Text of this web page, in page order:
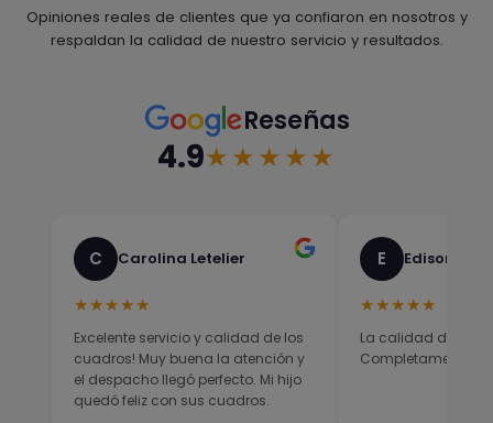
Opiniones reales de clientes que ya confiaron en nosotros y
respaldan la calidad de nuestro servicio y resultados.
Reseñas
4.9★★★★★
C Carolina Letelier
★★★★★
Excelente servicio y calidad de los
cuadros! Muy buena la atención y
el despacho llegó perfecto. Mi hijo
quedó feliz con sus cuadros.
E Edison
★★★★★
La calidad del
Completamente